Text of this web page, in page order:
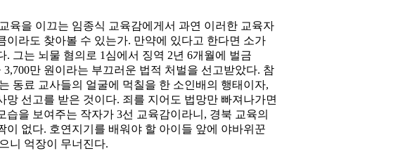
육을 이끄는 임종식 교육감에게서 과연 이러한 교육자
이라도 찾아볼 수 있는가. 만약에 있다고 한다면 소가
. 그는 뇌물 혐의로 1심에서 징역 2년 6개월에 벌금
3,700만 원이라는 부끄러운 법적 처벌을 선고받았다. 참
동료 교사들의 얼굴에 먹칠을 한 소인배의 행태이자,
망 선고를 받은 것이다. 죄를 지어도 법망만 빠져나가면
습을 보여주는 작자가 3선 교육감이라니, 경북 교육의
이 없다. 호연지기를 배워야 할 아이들 앞에 야바위꾼
니 억장이 무너진다.